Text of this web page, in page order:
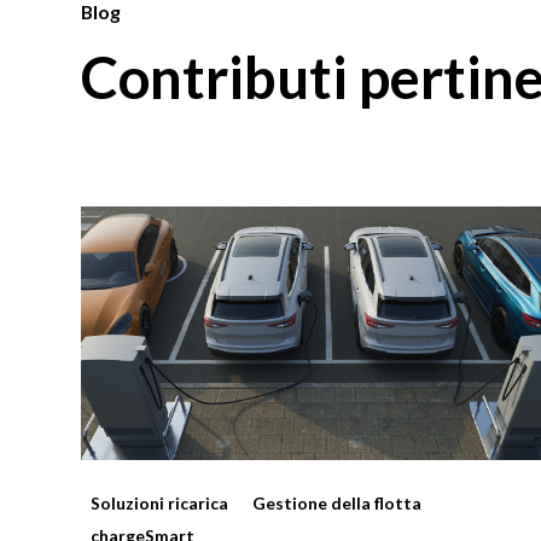
Blog
Contributi
Soluzioni ricarica
Gestione della flotta
chargeSmart